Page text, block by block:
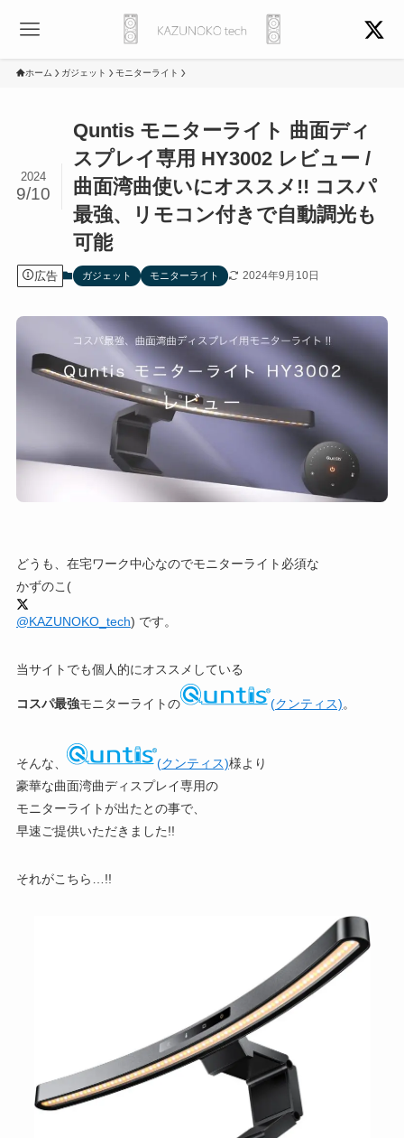
ホーム ガジェット モニターライト
Quntis モニターライト 曲面ディ
スプレイ専用 HY3002 レビュー /
曲面湾曲使いにオススメ!! コスパ
最強、リモコン付きで自動調光も
可能
2024
9/10
広告 ガジェット モニターライト 2024年9月10日
どうも、在宅ワーク中心なのでモニターライト必須な
かずのこ (
@KAZUNOKO_tech) です。
当サイトでも個人的にオススメしている
コスパ最強モニターライトの (クンティス)。
そんな、 (クンティス)様より
豪華な曲面湾曲ディスプレイ専用の
モニターライトが出たとの事で、
早速ご提供いただきました!!
それがこちら…!!